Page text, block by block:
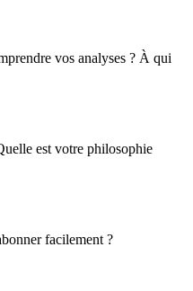
vos analyses ? À qui
est votre philosophie
facilement ?